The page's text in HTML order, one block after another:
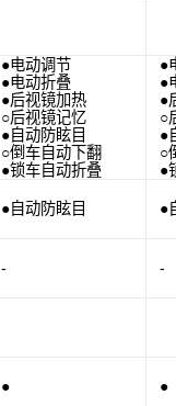
●电动调节
●电动折叠
●后视镜加热
○后视镜记忆
●自动防眩目
○倒车自动下翻
●锁车自动折叠
●
●
●
○
●
○
●
●自动防眩目 ●
- -
● ●